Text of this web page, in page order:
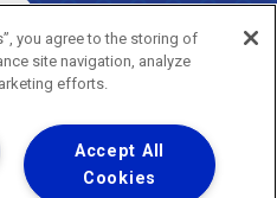
- Todos os Direitos Reservados.
you agree to the storing of
site navigation, analyze
efforts.
Accept All
Cookies